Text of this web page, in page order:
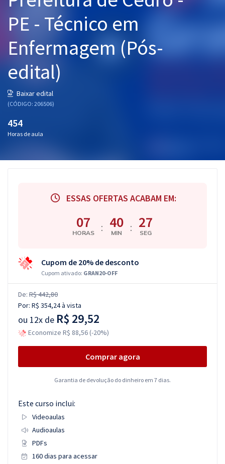
Graduação
OAB
Mentorias
Questões grátis
Conteúdo gratuito
PE - Técnico em
Enfermagem (Pós-
edital)
Baixar edital
(CÓDIGO: 206506)
454
Horas de aula
ESSAS OFERTAS ACABAM EM:
07
HORAS : 40
MIN : 26
SEG
Cupom de 20% de desconto
Cupom ativado: GRAN20-OFF
De: R$ 442,80
Por: R$ 354,24à vista
ou 12x de R$ 29,52
Economize R$ 88,56 (-20%)
Comprar agora
Garantia de devolução do dinheiro em 7 dias.
Este curso inclui:
Videoaulas
Audioaulas
PDFs
160 dias para acessar